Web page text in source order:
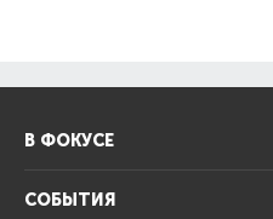
В ФОКУСЕ
СОБЫТИЯ